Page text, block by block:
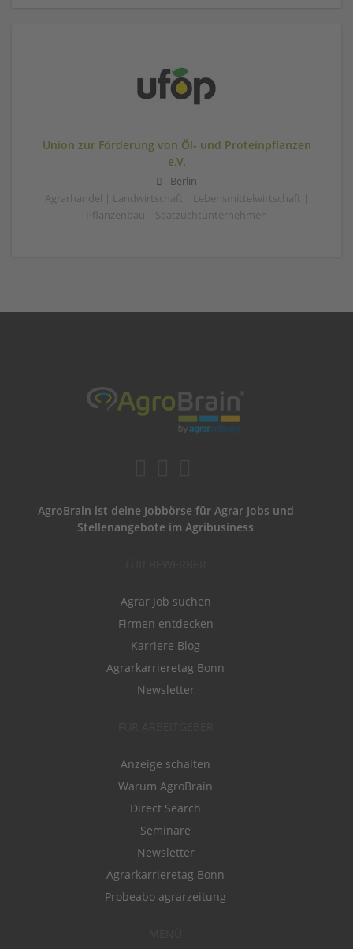
Union zur Förderung von Öl- und Proteinpflanzen
e.V.
Berlin
Agrarhandel | Landwirtschaft | Lebensmittelwirtschaft |
Pflanzenbau | Saatzuchtunternehmen
AgroBrain ist deine Jobbörse für Agrar Jobs und
Stellenangebote im Agribusiness
Agrar Job suchen
Firmen entdecken
Karriere Blog
Agrarkarrieretag Bonn
Newsletter
Anzeige schalten
Warum AgroBrain
Direct Search
Seminare
Newsletter
Agrarkarrieretag Bonn
Probeabo agrarzeitung